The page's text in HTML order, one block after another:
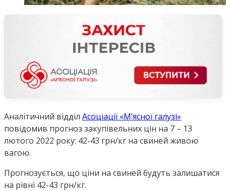
Аналітичний відділ Асоціації «М’ясної галузі»
повідомив прогноз закупівельних цін на 7 – 13
лютого 2022 року: 42-43 грн/кг на свиней живою
вагою.
Прогнозується, що ціни на свиней будуть залишатися
на рівні 42-43 грн/кг.